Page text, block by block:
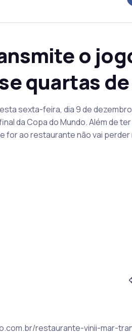
o
quartas
sexta-feira, dia 9 de
da Copa do Mundo. Além de
for ao restaurante não vai
restaurante-vinii-mar-